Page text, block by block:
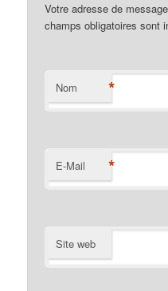
Votre adresse de
champs obligatoires sont
Nom *
E-Mail *
Site web